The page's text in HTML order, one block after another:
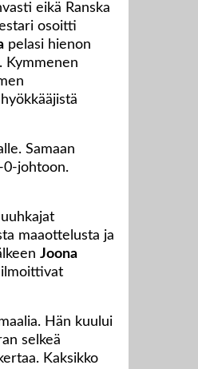
eikä Ranska
osoitti
pelasi hienon
Kymmenen
Samaan
0-johtoon.
maaottelusta ja
Joona
Hän kuului
selkeä
Kaksikko